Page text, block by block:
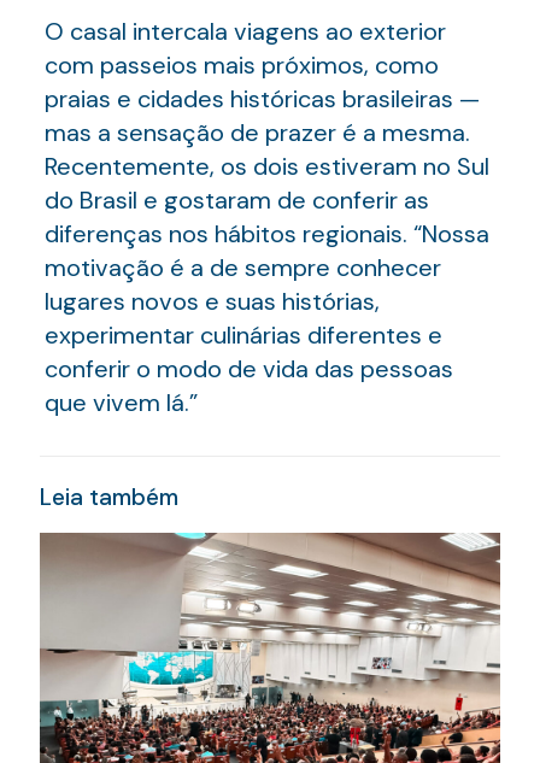
O casal intercala viagens ao exterior
com passeios mais próximos, como
praias e cidades históricas brasileiras —
mas a sensação de prazer é a mesma.
Recentemente, os dois estiveram no Sul
do Brasil e gostaram de conferir as
diferenças nos hábitos regionais. “Nossa
motivação é a de sempre conhecer
lugares novos e suas histórias,
experimentar culinárias diferentes e
conferir o modo de vida das pessoas
que vivem lá.”
Leia também